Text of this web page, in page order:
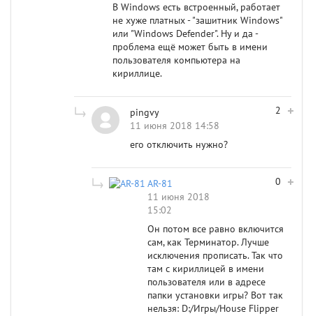
В Windows есть встроенный, работает
не хуже платных - "зашитник Windows"
или "Windows Defender". Ну и да -
проблема ещё может быть в имени
пользователя компьютера на
кириллице.
2
pingvy
11 июня 2018 14:58
его отключить нужно?
0
AR-81
11 июня 2018
15:02
Он потом все равно включится
сам, как Терминатор. Лучше
исключения прописать. Так что
там с кириллицей в имени
пользователя или в адресе
папки установки игры? Вот так
нельзя: D:/Игры/House Flipper